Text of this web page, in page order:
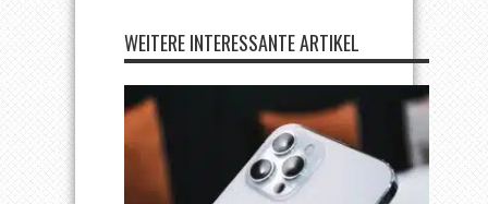
WEITERE INTERESSANTE ARTIKEL